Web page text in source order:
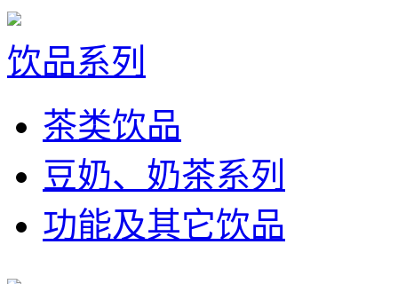
饮品系列
茶类饮品
豆奶、奶茶系列
功能及其它饮品